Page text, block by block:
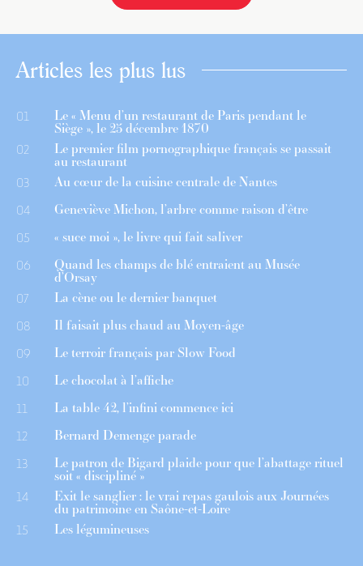
Articles les plus lus
01 Le « Menu d’un restaurant de Paris pendant le
Siège », le 25 décembre 1870
02 Le premier film pornographique français se passait
au restaurant
03 Au cœur de la cuisine centrale de Nantes
04 Geneviève Michon, l’arbre comme raison d’être
05 « suce moi », le livre qui fait saliver
06 Quand les champs de blé entraient au Musée
d’Orsay
07 La cène ou le dernier banquet
08 Il faisait plus chaud au Moyen-âge
09 Le terroir français par Slow Food
10 Le chocolat à l’affiche
11 La table 42, l’infini commence ici
12 Bernard Demenge parade
13 Le patron de Bigard plaide pour que l’abattage rituel
soit « discipliné »
14 Exit le sanglier : le vrai repas gaulois aux Journées
du patrimoine en Saône-et-Loire
15 Les légumineuses